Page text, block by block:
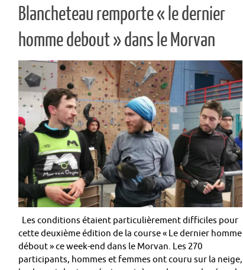
Blancheteau remporte « le dernier
homme debout » dans le Morvan
Les conditions étaient particulièrement difficiles pour
cette deuxième édition de la course « Le dernier homme
débout » ce week-end dans le Morvan. Les 270
participants, hommes et femmes ont couru sur la neige,